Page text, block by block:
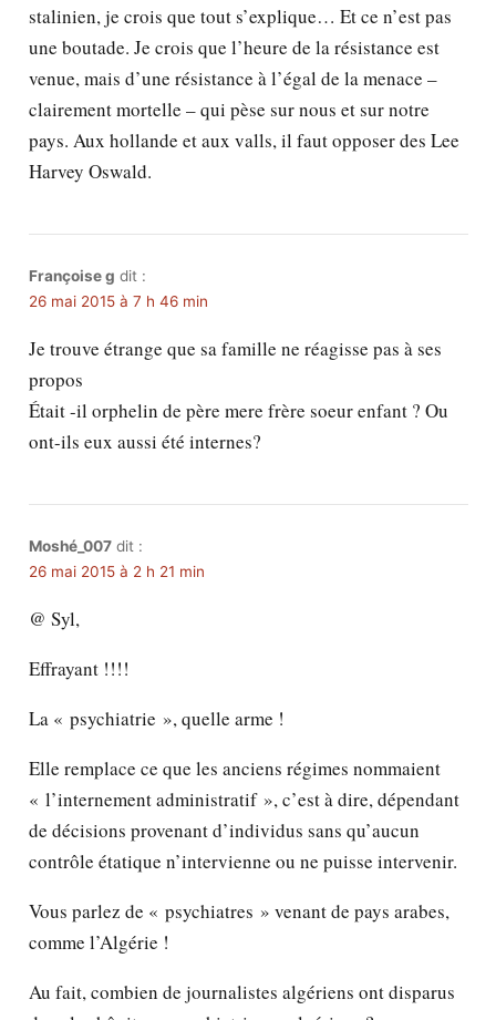
stalinien, je crois que tout s’explique… Et ce n’est pas
une boutade. Je crois que l’heure de la résistance est
venue, mais d’une résistance à l’égal de la menace –
clairement mortelle – qui pèse sur nous et sur notre
pays. Aux hollande et aux valls, il faut opposer des Lee
Harvey Oswald.
Françoise g dit :
26 mai 2015 à 7 h 46 min
Je trouve étrange que sa famille ne réagisse pas à ses
propos
Était -il orphelin de père mere frère soeur enfant ? Ou
ont-ils eux aussi été internes?
Moshé_007 dit :
26 mai 2015 à 2 h 21 min
@ Syl,
Effrayant !!!!
La « psychiatrie », quelle arme !
Elle remplace ce que les anciens régimes nommaient
« l’internement administratif », c’est à dire, dépendant
de décisions provenant d’individus sans qu’aucun
contrôle étatique n’intervienne ou ne puisse intervenir.
Vous parlez de « psychiatres » venant de pays arabes,
comme l’Algérie !
Au fait, combien de journalistes algériens ont disparus